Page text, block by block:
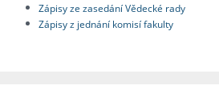
Zápisy ze zasedání Vědecké rady
Zápisy z jednání komisí fakulty